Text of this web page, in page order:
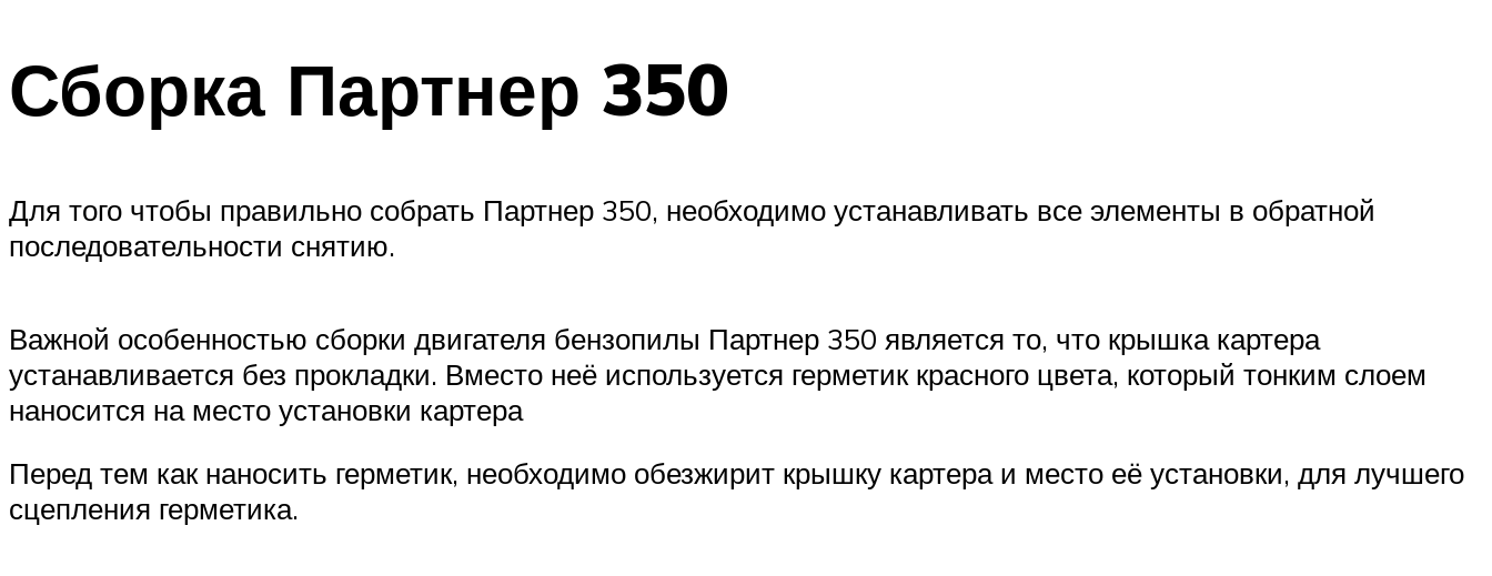
Сборка Партнер 350
Для того чтобы правильно собрать Партнер 350, необходимо устанавливать все элементы в обратной
последовательности снятию.
Важной особенностью сборки двигателя бензопилы Партнер 350 является то, что крышка картера
устанавливается без прокладки. Вместо неё используется герметик красного цвета, который тонким слоем
наносится на место установки картера
Перед тем как наносить герметик, необходимо обезжирит крышку картера и место её установки, для лучшего
сцепления герметика.